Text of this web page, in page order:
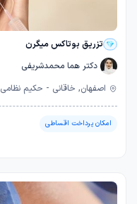
تزریق بوتاکس میگرن
دکتر هما محمدشریفی
اصفهان, خاقانی - حکیم نظامی
امکان پرداخت اقساطی